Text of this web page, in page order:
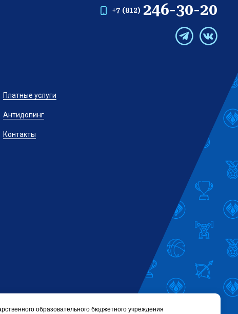
образовательного бюджетного учреждения
Платные услуги
Антидопинг
Контакты
+7 (812) 246-30-20